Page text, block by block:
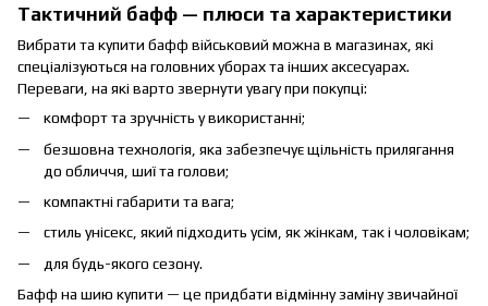
Тактичний бафф — плюси та характеристики
Вибрати та купити бафф військовий можна в магазинах, які
спеціалізуються на головних уборах та інших аксесуарах.
Переваги, на які варто звернути увагу при покупці:
комфорт та зручність у використанні;
безшовна технологія, яка забезпечує щільність прилягання
до обличчя, шиї та голови;
компактні габарити та вага;
стиль унісекс, який підходить усім, як жінкам, так і чоловікам;
для будь-якого сезону.
Бафф на шию купити — це придбати відмінну заміну звичайної